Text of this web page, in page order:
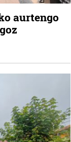
aurtengo